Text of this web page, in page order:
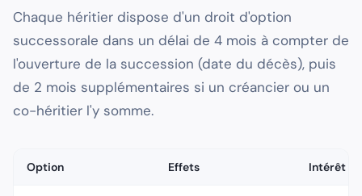
Chaque héritier dispose d'un droit d'option
successorale dans un délai de 4 mois à compter de
l'ouverture de la succession (date du décès), puis
de 2 mois supplémentaires si un créancier ou un
co-héritier l'y somme.
Option Effets Intérêt